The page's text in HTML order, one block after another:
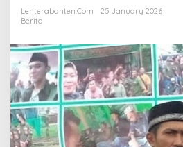
Pandeglang
Banten
Minta
Penyelidikan
APH
Dan
Aparatur
Desa
Setempat
Lenterabanten.com
25 January 2026
Berita